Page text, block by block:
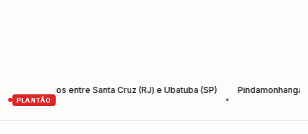
PLANTÃO
Santos entre Santa Cruz (RJ) e Ubatuba (SP)
Pindamonhangaba